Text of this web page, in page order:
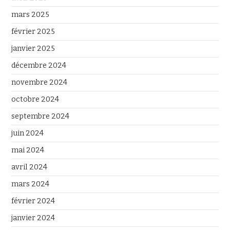
mars 2025
février 2025
janvier 2025
décembre 2024
novembre 2024
octobre 2024
septembre 2024
juin 2024
mai 2024
avril 2024
mars 2024
février 2024
janvier 2024